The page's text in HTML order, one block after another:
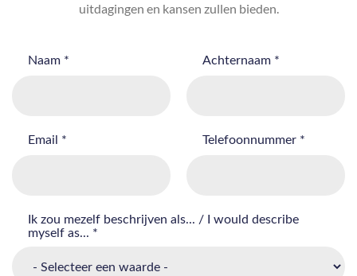
uitdagingen en kansen zullen bieden.